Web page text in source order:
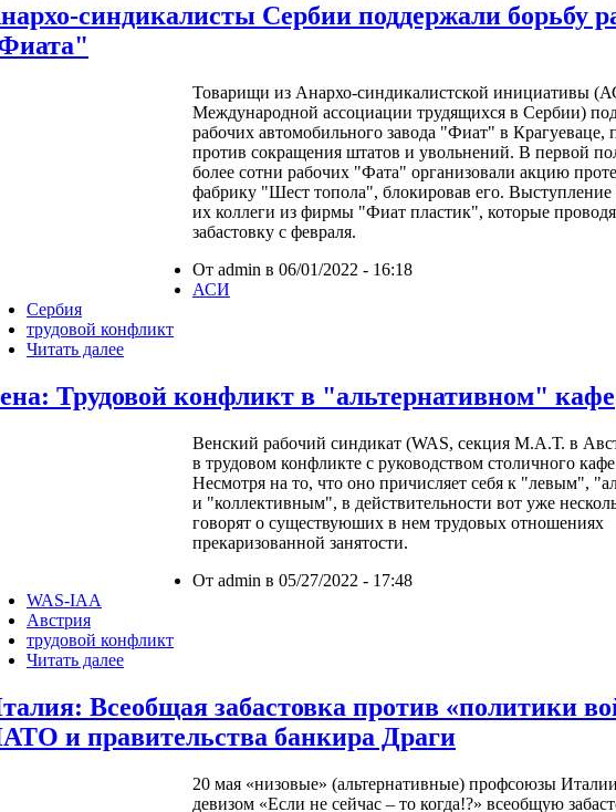
синдикалисты Сербии поддержали борьбу
Товарищи из Анархо-синдикалистской инициативы
Международной ассоциации трудящихся в Сербии)
рабочих автомобильного завода "Фиат" в Крагуеваце,
против сокращения штатов и увольнений. В первой
более сотни рабочих "Фата" организовали акцию
фабрику "Шест топола", блокировав его.
их коллеги из фирмы "Фиат пластик", которые
забастовку с февраля.
От admin в 06/01/2022 - 16:18
АСИ
Сербия
трудовой конфликт
Читать далее
Трудовой конфликт в "альтернативном" кафе
Венский рабочий синдикат (WAS, секция М.А.Т. в
в трудовом конфликте с руководством столичного
Несмотря на то, что оно причисляет себя к "левым",
и "коллективным", в действительности вот уже
говорят о существуюших в нем трудовых отношениях
прекаризованной занятости.
От admin в 05/27/2022 - 17:48
WAS-IAA
Австрия
трудовой конфликт
Читать далее
Всеобщая забастовка против «политики
и правительства банкира Драги
20 мая «низовые» (альтернативные) профсоюзы
девизом «Если не сейчас – то когда!?» всеобщую